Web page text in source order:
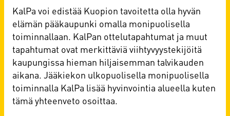
KalPa voi edistää Kuopion tavoitetta olla hyvän
elämän pääkaupunki omalla monipuolisella
toiminnallaan. KalPan ottelutapahtumat ja muut
tapahtumat ovat merkittäviä viihtyvyystekijöitä
kaupungissa hieman hiljaisemman talvikauden
aikana. Jääkiekon ulkopuolisella monipuolisella
toiminnalla KalPa lisää hyvinvointia alueella kuten
tämä yhteenveto osoittaa.